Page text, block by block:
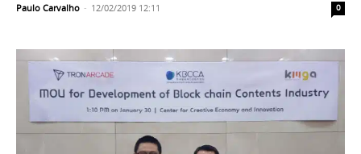
Paulo Carvalho - 12/02/2019 12:11 0